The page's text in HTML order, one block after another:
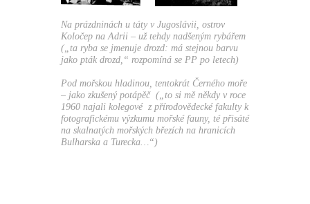
Na prázdninách u táty v Jugoslávii, ostrov
Koločep na Adrii – už tehdy nadšeným rybářem
(„ta ryba se jmenuje drozd: má stejnou barvu
jako pták drozd, “ rozpomíná se PP po letech)
Pod mořskou hladinou, tentokrát Černého moře
– jako zkušený potápěč („to si mě někdy v roce
1960 najali kolegové z přírodovědecké fakulty k
fotografickému výzkumu mořské fauny, té přisáté
na skalnatých mořských březích na hranicích
Bulharska a Turecka…“)